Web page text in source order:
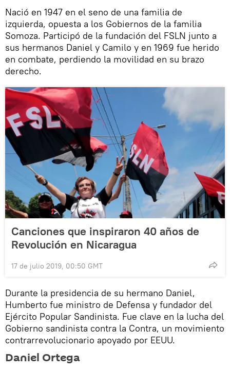
Nació en 1947 en el seno de una familia de
izquierda, opuesta a los Gobiernos de la familia
Somoza. Participó de la fundación del FSLN junto a
sus hermanos Daniel y Camilo y en 1969 fue herido
en combate, perdiendo la movilidad en su brazo
derecho.
Canciones que inspiraron 40 años de
Revolución en Nicaragua
17 de julio 2019, 00:50 GMT
Durante la presidencia de su hermano Daniel,
Humberto fue ministro de Defensa y fundador del
Ejército Popular Sandinista. Fue clave en la lucha del
Gobierno sandinista contra la Contra, un movimiento
contrarrevolucionario apoyado por EEUU.
Daniel Ortega